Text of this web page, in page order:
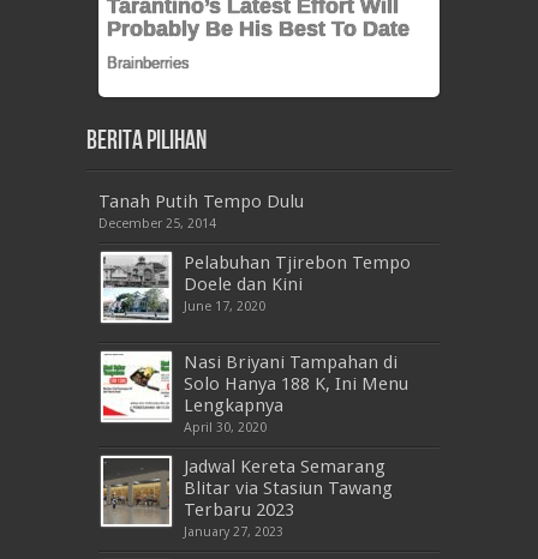
Berita Pilihan
Tanah Putih Tempo Dulu
December 25, 2014
Pelabuhan Tjirebon Tempo
Doele dan Kini
June 17, 2020
Nasi Briyani Tampahan di
Solo Hanya 188 K, Ini Menu
Lengkapnya
April 30, 2020
Jadwal Kereta Semarang
Blitar via Stasiun Tawang
Terbaru 2023
January 27, 2023